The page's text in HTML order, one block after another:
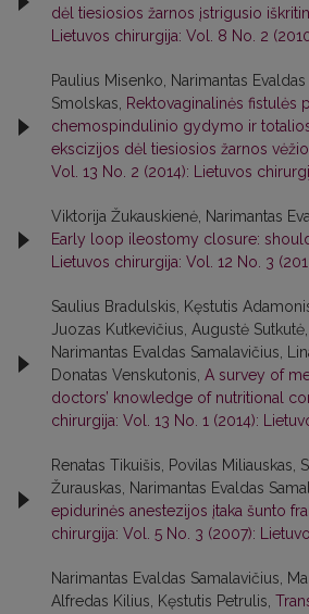
dėl tiesiosios žarnos įstrigusio
Lietuvos chirurgija: Vol. 8 No. 2
Paulius Misenko, Narimantas
Smolskas,
Rektovaginalinės fistulės
chemospindulinio gydymo ir
ekscizijos dėl tiesiosios žarnos vėžio
Vol. 13 No. 2 (2014): Lietuvos
Viktorija Žukauskienė, Narimantas
Early loop ileostomy closure:
Lietuvos chirurgija: Vol. 12 No. 3
Saulius Bradulskis, Kęstutis
Juozas Kutkevičius, Augustė
Narimantas Evaldas Samalavičius,
Donatas Venskutonis, A survey of
doctors’ knowledge of nutritional
chirurgija: Vol. 13 No. 1 (2014):
Renatas Tikuišis, Povilas Miliauskas,
Žurauskas, Narimantas Evaldas
epidurinės anestezijos įtaka šunto
chirurgija: Vol. 5 No. 3 (2007):
Narimantas Evaldas Samalavičius,
Alfredas Kilius, Kęstutis Petrulis,